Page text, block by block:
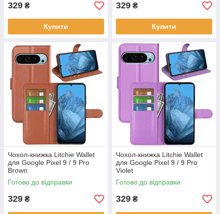
329 ₴
Купити
329 ₴
Купити
Чохол-книжка Litchie Wallet
для Google Pixel 9 / 9 Pro
Brown
Готово до відправки
329 ₴
Чохол-книжка Litchie Wallet
для Google Pixel 9 / 9 Pro
Violet
Готово до відправки
329 ₴